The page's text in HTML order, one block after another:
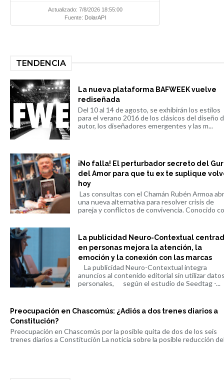
Actualizado: 7/8/2026 18:55:00
Fuente: DolarAPI
TENDENCIA
La nueva plataforma BAFWEEK vuelve
rediseñada
Del 10 al 14 de agosto, se exhibirán los estilos
para el verano 2016 de los clásicos del diseño
autor, los diseñadores emergentes y las m...
¡No falla! El perturbador secreto del
del Amor para que tu ex te suplique
hoy
Las consultas con el Chamán Rubén Armoa
una nueva alternativa para resolver crisis de
pareja y conflictos de convivencia. Conocido
La publicidad Neuro-Contextual
en personas mejora la atención, la
emoción y la conexión con las marcas
La publicidad Neuro-Contextual integra
anuncios al contenido editorial sin utilizar
personales, según el estudio de Seedtag -...
Preocupación en Chascomús: ¿Adiós a dos trenes diarios a
Constitución?
Preocupación en Chascomús por la posible quita de dos de los seis
trenes diarios a Constitución La noticia sobre la posible reducción